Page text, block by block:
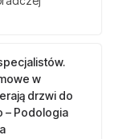
w
drzwi do
– Podologia